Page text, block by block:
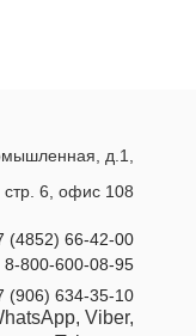
д.1,
стр. 6, офис 108
(4852) 66-42-00
8-800-600-08-95
(906) 634-35-10
Viber,